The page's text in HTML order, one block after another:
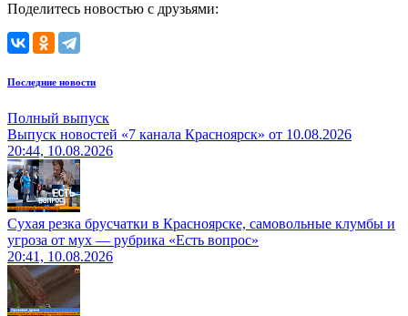
Поделитесь новостью с друзьями:
Последние новости
Полный выпуск
Выпуск новостей «7 канала Красноярск» от 10.08.2026
20:44, 10.08.2026
Сухая резка брусчатки в Красноярске, самовольные клумбы и
угроза от мух — рубрика «Есть вопрос»
20:41, 10.08.2026